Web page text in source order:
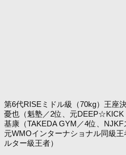
第6代RISEミドル級（70kg）王座
憂也（魁塾／2位、元DEEP☆KICK
基康（TAKEDA GYM／4位、NJKF
元WMOインターナショナル同級
ルター級王者）